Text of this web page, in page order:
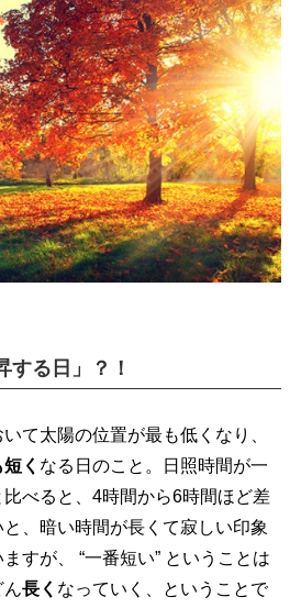
する日」？！
て太陽の位置が最も低くなり、
く なる日のこと。日照時間が一
べると、4時間から6時間ほど差
、暗い時間が長くて寂しい印象
すが、 “一番短い” ということは
ん長く なっていく、ということで